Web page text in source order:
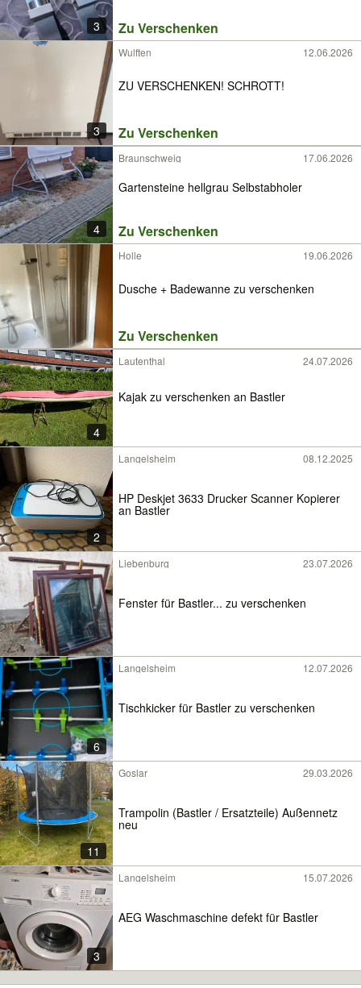
3 Zu Verschenken
3
Wulften 12.06.2026
ZU VERSCHENKEN! SCHROTT!
Zu Verschenken
4
Braunschweig 17.06.2026
Gartensteine hellgrau Selbstabholer
Zu Verschenken
Holle 19.06.2026
Dusche + Badewanne zu verschenken
Zu Verschenken
4
Lautenthal 24.07.2026
Kajak zu verschenken an Bastler
2
Langelsheim 08.12.2025
HP Deskjet 3633 Drucker Scanner Kopierer
an Bastler
Liebenburg 23.07.2026
Fenster für Bastler... zu verschenken
6
Langelsheim 12.07.2026
Tischkicker für Bastler zu verschenken
11
Goslar 29.03.2026
Trampolin (Bastler / Ersatzteile) Außennetz
neu
3
Langelsheim 15.07.2026
AEG Waschmaschine defekt für Bastler